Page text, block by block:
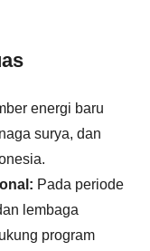
energi baru
surya, dan
Pada periode
lembaga
program